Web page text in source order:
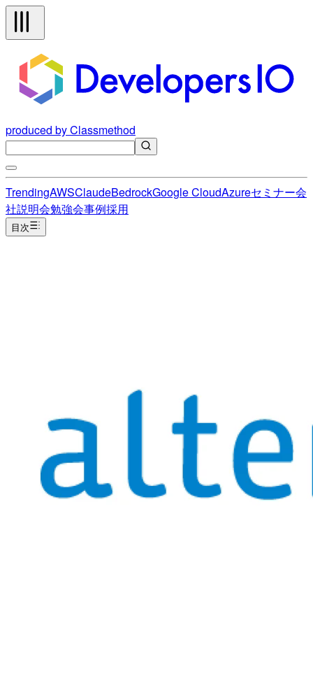
produced by Classmethod
TrendingAWSClaudeBedrockGoogle CloudAzureセミナー会
社説明会勉強会事例採用
目次